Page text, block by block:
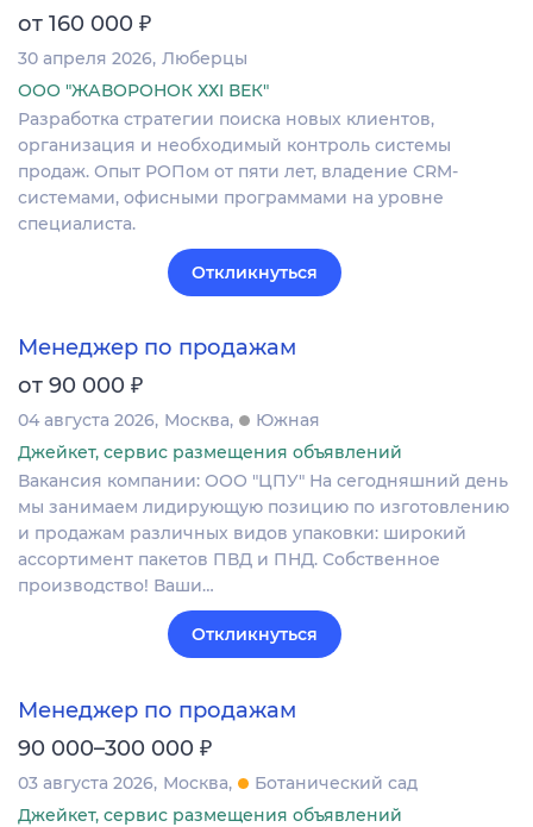
от 160 000 ₽
30 апреля 2026 Люберцы
ООО "ЖАВОРОНОК ХХI ВЕК"
Разработка стратегии поиска новых клиентов,
организация и необходимый контроль системы
продаж. Опыт РОПом от пяти лет, владение CRM-
системами, офисными программами на уровне
специалиста.
Откликнуться
Менеджер по продажам
от 90 000 ₽
04 августа 2026 Москва
Южная
Джейкет, сервис размещения объявлений
Вакансия компании: ООО "ЦПУ" На сегодняшний день
мы занимаем лидирующую позицию по изготовлению
и продажам различных видов упаковки: широкий
ассортимент пакетов ПВД и ПНД. Собственное
производство! Ваши…
Откликнуться
Менеджер по продажам
90 000–300 000 ₽
03 августа 2026 Москва
Ботанический сад
Джейкет, сервис размещения объявлений